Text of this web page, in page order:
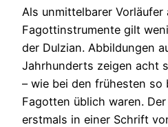
Als unmittelbarer Vorläufer
Fagottinstrumente gilt
der Dulzian. Abbildungen
Jahrhunderts zeigen acht
– wie bei den frühesten so
Fagotten üblich waren.
erstmals in einer Schrift